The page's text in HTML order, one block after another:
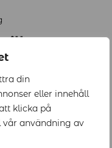
din
eller innehåll
klicka på
vår användning av
till?
arbetsplats.